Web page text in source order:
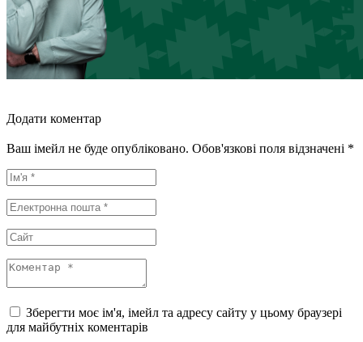
Додати коментар
Ваш імейл не буде опубліковано. Обов'язкові поля відзначені *
Зберегти моє ім'я, імейл та адресу сайту у цьому браузері
для майбутніх коментарів